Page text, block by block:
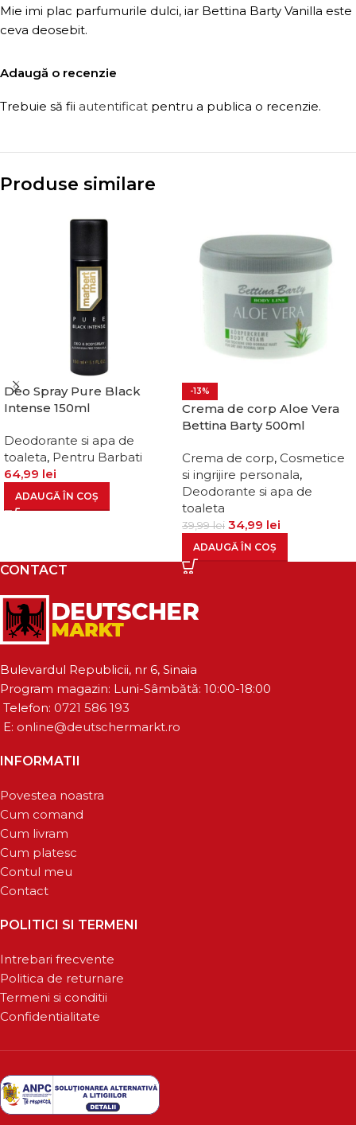
Mie imi plac parfumurile dulci, iar Bettina Barty Vanilla este
ceva deosebit.
Adaugă o recenzie
Trebuie să fii autentificat pentru a publica o recenzie.
Produse similare
Deo Spray Pure Black
Intense 150ml
Deodorante si apa de
toaleta, Pentru Barbati
64,99 lei
ADAUGĂ ÎN COȘ
-13%
Crema de corp Aloe Vera
Bettina Barty 500ml
Crema de corp, Cosmetice
si ingrijire personala,
Deodorante si apa de
toaleta
39,99lei 34,99 lei
ADAUGĂ ÎN COȘ
CONTACT
Bulevardul Republicii, nr 6, Sinaia
Program magazin: Luni-Sâmbătă: 10:00-18:00
Telefon: 0721 586 193
E: online@deutschermarkt.ro
INFORMATII
Povestea noastra
Cum comand
Cum livram
Cum platesc
Contul meu
Contact
POLITICI SI TERMENI
Intrebari frecvente
Politica de returnare
Termeni si conditii
Confidentialitate